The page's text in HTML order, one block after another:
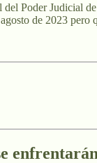
Poder Judicial
de 2023 pero